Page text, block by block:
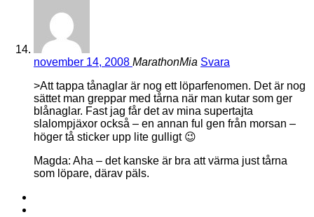
november 14, 2008 MarathonMia Svara
>Att tappa tånaglar är nog ett löparfenomen. Det är nog
sättet man greppar med tårna när man kutar som ger
blånaglar. Fast jag får det av mina supertajta
slalompjäxor också – en annan ful gen från morsan –
höger tå sticker upp lite gulligt 😉
Magda: Aha – det kanske är bra att värma just tårna
som löpare, därav päls.